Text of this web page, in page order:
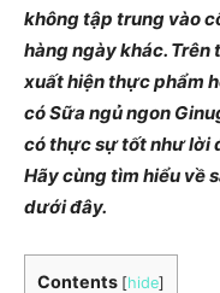
không tập trung vào
hàng ngày khác.
xuất hiện thực phẩm
có Sữa ngủ ngon
có thực sự tốt như lời
Hãy cùng tìm hiểu về
dưới đây.
Contents [hide]